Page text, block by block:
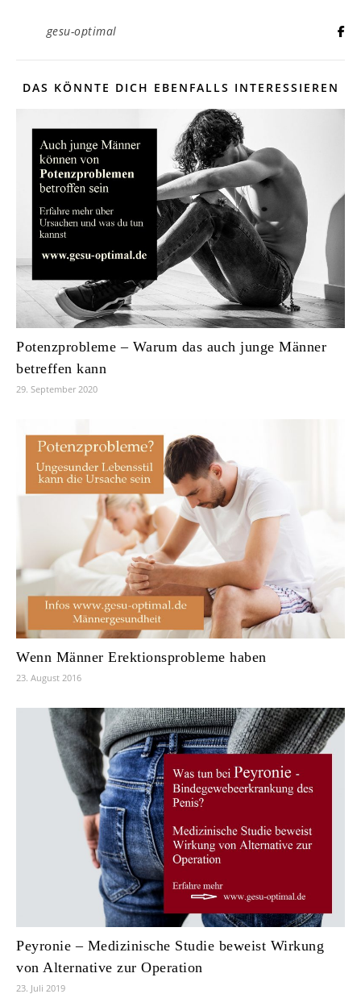
gesu-optimal
DAS KÖNNTE DICH EBENFALLS INTERESSIEREN
Potenzprobleme – Warum das auch junge Männer
betreffen kann
29. September 2020
Wenn Männer Erektionsprobleme haben
23. August 2016
Peyronie – Medizinische Studie beweist Wirkung
von Alternative zur Operation
23. Juli 2019